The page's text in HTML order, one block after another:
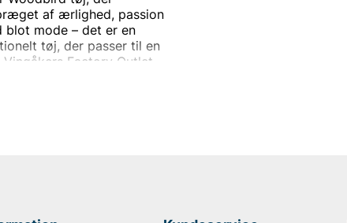
af ærlighed, passion
mode – det er en
tøj, der passer til en
Factory Outlet –